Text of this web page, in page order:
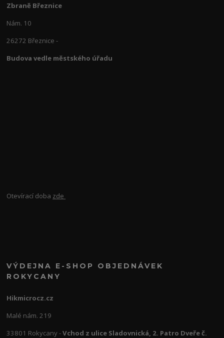
Zbraně Březnice
Nám. 10
26272 Březnice -
Budova vedle městského úřadu
Otevírací doba zde
VÝDEJNA E-SHOP OBJEDNÁVEK
ROKYCANY
Hikmicrocz.cz
Malé nám. 219
33801 Rokycany -Vchod z ulice Sladovnická, 2. Patro Dveře č.